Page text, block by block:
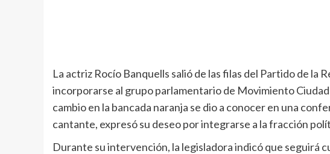
La actriz Rocío Banquells salió de las filas del Partido de la
incorporarse al grupo parlamentario de Movimiento
cambio en la bancada naranja se dio a conocer en una
cantante, expresó su deseo por integrarse a la fracción
Durante su intervención, la legisladora indicó que seguirá